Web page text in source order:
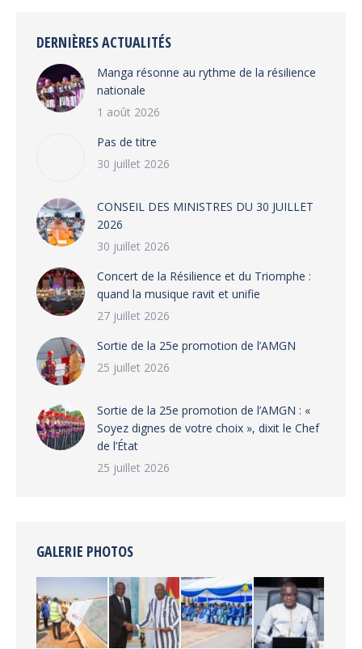
DERNIÈRES ACTUALITÉS
Manga résonne au rythme de la résilience
nationale
1 août 2026
Pas de titre
30 juillet 2026
CONSEIL DES MINISTRES DU 30 JUILLET
2026
30 juillet 2026
‎​Concert de la Résilience et du Triomphe :
quand la musique ravit et unifie
27 juillet 2026
‎Sortie de la 25e promotion de l’AMGN
25 juillet 2026
‎Sortie de la 25e promotion de l’AMGN : «
Soyez dignes de votre choix », dixit le Chef
de l’État
25 juillet 2026
GALERIE PHOTOS